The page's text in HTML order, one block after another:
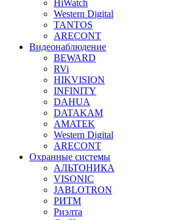
HiWatch
Western Digital
TANTOS
ARECONT
Видеонаблюдение
BEWARD
RVi
HIKVISION
INFINITY
DAHUA
DATAKAM
AMATEK
Western Digital
ARECONT
Охранные системы
АЛЬТОНИКА
VISONIC
JABLOTRON
РИТМ
Риэлта